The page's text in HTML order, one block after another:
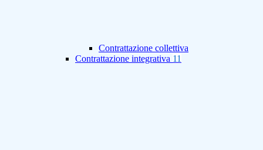
Contrattazione collettiva
Contrattazione integrativa 11